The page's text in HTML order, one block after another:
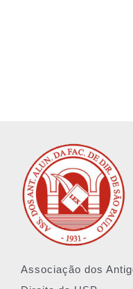
Associação dos